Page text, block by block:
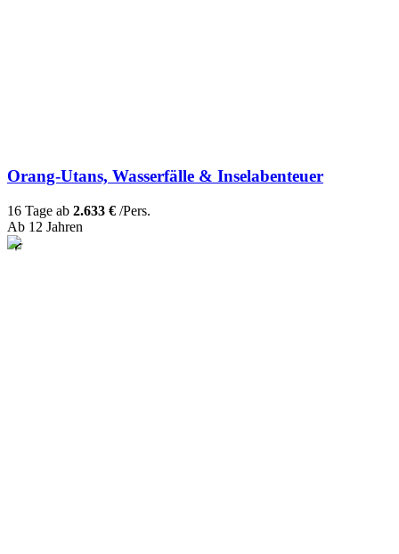
Orang-Utans, Wasserfälle & Inselabenteuer
16 Tage ab 2.633 € /Pers.
Ab 12 Jahren